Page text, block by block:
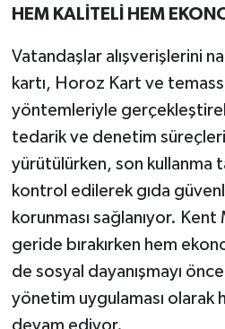
HEM KALİTELİ HEM
Vatandaşlar alışverişlerini
kartı, Horoz Kart ve
yöntemleriyle
tedarik ve denetim
yürütülürken, son kullanma
kontrol edilerek gıda
korunması sağlanıyor. Kent
geride bırakırken hem
de sosyal dayanışmayı
yönetim uygulaması olarak
devam ediyor.